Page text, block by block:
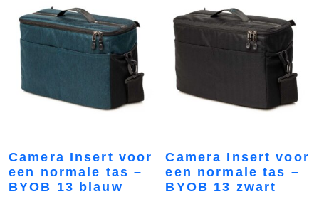
Camera Insert voor
een normale tas –
BYOB 13 blauw
Camera Insert voor
een normale tas –
BYOB 13 zwart